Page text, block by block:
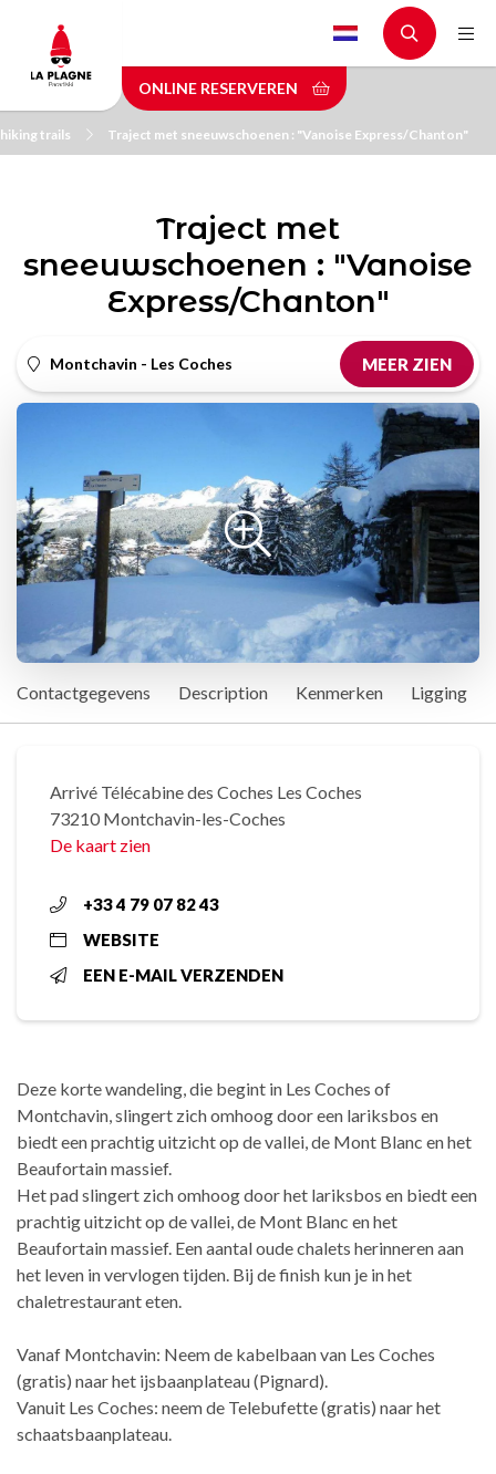
main
content
ONLINE RESERVEREN
trails Traject met sneeuwschoenen : "Vanoise Express/Chanton"
Traject met
sneeuwschoenen : "Vanoise
Express/Chanton"
Montchavin - Les Coches MEER ZIEN
Contactgegevens Description Kenmerken Ligging
Arrivé Télécabine des Coches Les Coches
73210 Montchavin-les-Coches
De kaart zien
+33 4 79 07 82 43
WEBSITE
EEN E-MAIL VERZENDEN
Deze korte wandeling, die begint in Les Coches of
Montchavin, slingert zich omhoog door een lariksbos en
biedt een prachtig uitzicht op de vallei, de Mont Blanc en het
Beaufortain massief.
Het pad slingert zich omhoog door het lariksbos en biedt een
prachtig uitzicht op de vallei, de Mont Blanc en het
Beaufortain massief. Een aantal oude chalets herinneren aan
het leven in vervlogen tijden. Bij de finish kun je in het
chaletrestaurant eten.
Vanaf Montchavin: Neem de kabelbaan van Les Coches
(gratis) naar het ijsbaanplateau (Pignard).
Vanuit Les Coches: neem de Telebufette (gratis) naar het
schaatsbaanplateau.